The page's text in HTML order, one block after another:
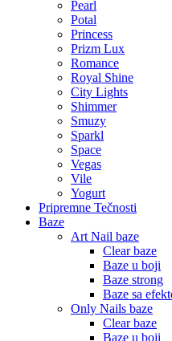
Pearl
Potal
Princess
Prizm Lux
Romance
Royal Shine
City Lights
Shimmer
Smuzy
Sparkl
Space
Vegas
Vile
Yogurt
Pripremne Tečnosti
Baze
Art Nail baze
Clear baze
Baze u boji
Baze strong
Baze sa
Only Nails baze
Clear baze
Baze u boji